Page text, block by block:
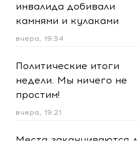
инвалида добивали
камнями и кулаками
вчера, 19:34
Политические итоги
недели. Мы ничего не
простим!
вчера, 19:21
Места заканчиваются